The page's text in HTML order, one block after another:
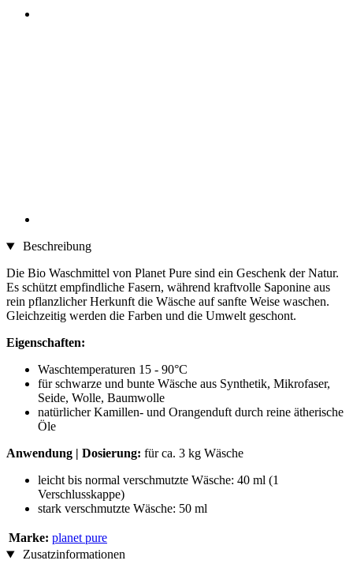
Beschreibung
Die Bio Waschmittel von Planet Pure sind ein Geschenk der Natur.
Es schützt empfindliche Fasern, während kraftvolle Saponine aus
rein pflanzlicher Herkunft die Wäsche auf sanfte Weise waschen.
Gleichzeitig werden die Farben und die Umwelt geschont.
Eigenschaften:
Waschtemperaturen 15 - 90°C
für schwarze und bunte Wäsche aus Synthetik, Mikrofaser,
Seide, Wolle, Baumwolle
natürlicher Kamillen- und Orangenduft durch reine ätherische
Öle
Anwendung | Dosierung: für ca. 3 kg Wäsche
leicht bis normal verschmutzte Wäsche: 40 ml (1
Verschlusskappe)
stark verschmutzte Wäsche: 50 ml
Marke: planet pure
Zusatzinformationen